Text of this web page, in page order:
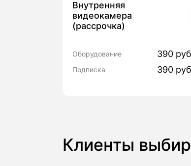
Внутренняя
видеокамера
(рассрочка)
Оборудование 390
Подписка 390
Клиенты